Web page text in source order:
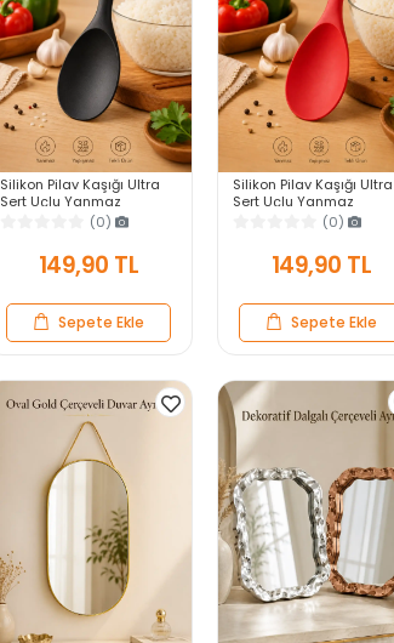
Silikon Pilav Kaşığı Ultra
Sert Uçlu Yanmaz
Yapışmaz Isıya Dayanıklı
Siyah Servis Yemek Kaşığı
(0)
149,90 TL
Sepete Ekle
Silikon Pilav Kaşığı Ultra
Sert Uçlu Yanmaz
Yapışmaz Isıya Dayanıklı
Kırmızı Servis Yemek
Kaşığı
(0)
149,90 TL
Sepete Ekle